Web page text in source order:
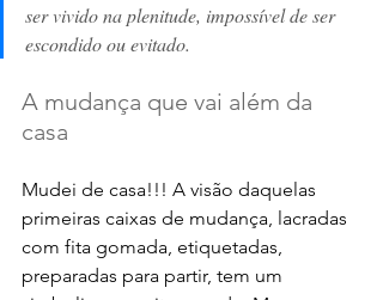
ser vivido na plenitude, impossível de ser
escondido ou evitado.
A mudança que vai além da
casa
Mudei de casa!!! A visão daquelas
primeiras caixas de mudança, lacradas
com fita gomada, etiquetadas,
preparadas para partir, tem um